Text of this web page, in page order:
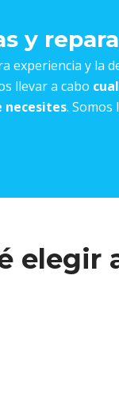
y
experiencia y la
llevar a cabo
necesites. Somos
elegir